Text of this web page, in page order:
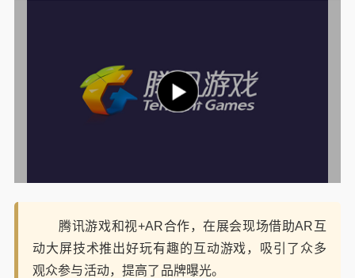
腾讯游戏和视+AR合作，在展会现场借助AR互
动大屏技术推出好玩有趣的互动游戏，吸引了众多
观众参与活动，提高了品牌曝光。